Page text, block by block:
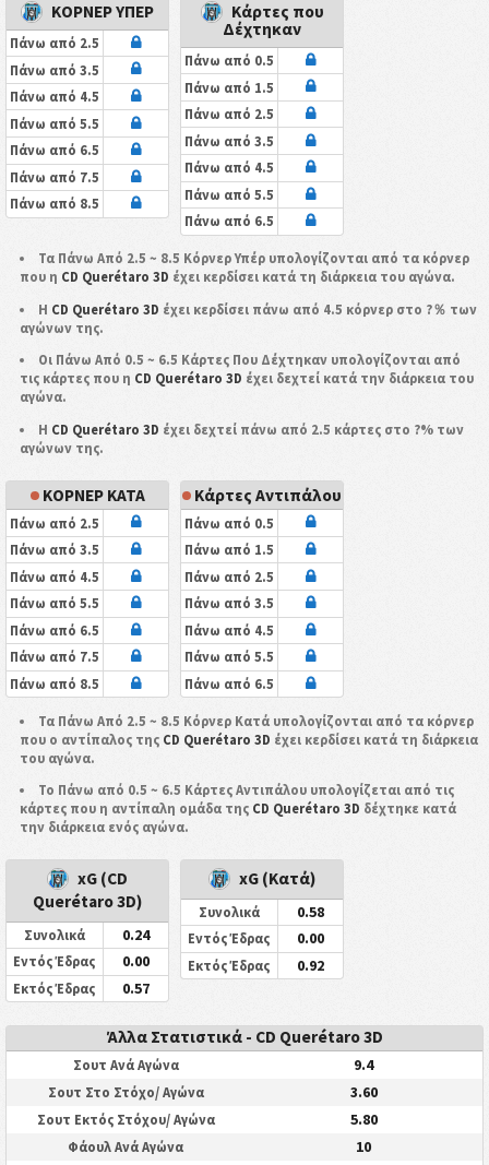
ΚΟΡΝΕΡ ΥΠΕΡ
Πάνω από 2.5
Πάνω από 3.5
Πάνω από 4.5
Πάνω από 5.5
Πάνω από 6.5
Πάνω από 7.5
Πάνω από 8.5
Κάρτες που
Δέχτηκαν
Πάνω από 0.5
Πάνω από 1.5
Πάνω από 2.5
Πάνω από 3.5
Πάνω από 4.5
Πάνω από 5.5
Πάνω από 6.5
Τα Πάνω Από 2.5 ~ 8.5 Κόρνερ Υπέρ υπολογίζονται από τα κόρνερ
που η CD Querétaro 3D έχει κερδίσει κατά τη διάρκεια του αγώνα.
Η CD Querétaro 3D έχει κερδίσει πάνω από 4.5 κόρνερ στο ?％ των
αγώνων της.
Οι Πάνω Από 0.5 ~ 6.5 Κάρτες Που Δέχτηκαν υπολογίζονται από
τις κάρτες που η CD Querétaro 3D έχει δεχτεί κατά την διάρκεια του
αγώνα.
Η CD Querétaro 3D έχει δεχτεί πάνω από 2.5 κάρτες στο ?% των
αγώνων της.
ΚΟΡΝΕΡ ΚΑΤΑ
Πάνω από 2.5
Πάνω από 3.5
Πάνω από 4.5
Πάνω από 5.5
Πάνω από 6.5
Πάνω από 7.5
Πάνω από 8.5
Κάρτες Αντιπάλου
Πάνω από 0.5
Πάνω από 1.5
Πάνω από 2.5
Πάνω από 3.5
Πάνω από 4.5
Πάνω από 5.5
Πάνω από 6.5
Τα Πάνω Από 2.5 ~ 8.5 Κόρνερ Κατά υπολογίζονται από τα κόρνερ
που ο αντίπαλος της CD Querétaro 3D έχει κερδίσει κατά τη διάρκεια
του αγώνα.
Το Πάνω από 0.5 ~ 6.5 Κάρτες Αντιπάλου υπολογίζεται από τις
κάρτες που η αντίπαλη ομάδα της CD Querétaro 3D δέχτηκε κατά
την διάρκεια ενός αγώνα.
xG (CD
Querétaro 3D)
Συνολικά 0.24
Εντός Έδρας 0.00
Εκτός Έδρας 0.57
xG (Κατά)
Συνολικά 0.58
Εντός Έδρας 0.00
Εκτός Έδρας 0.92
Άλλα Στατιστικά - CD Querétaro 3D
Σουτ Ανά Αγώνα 9.4
Σουτ Στο Στόχο/ Αγώνα 3.60
Σουτ Εκτός Στόχου/ Αγώνα 5.80
Φάουλ Ανά Αγώνα
10